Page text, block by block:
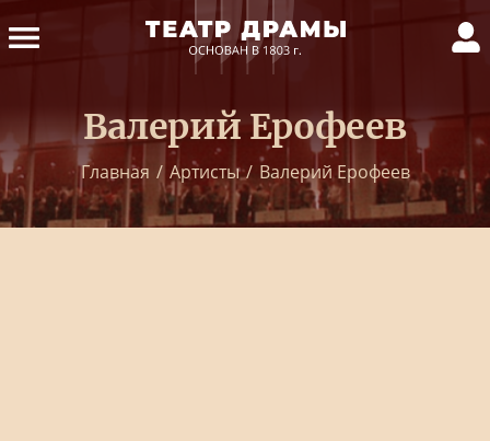
Валерий Ерофеев
Главная / Артисты / Валерий Ерофеев